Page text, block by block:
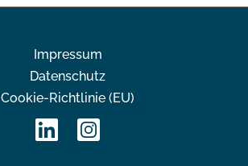
Impressum
Datenschutz
Cookie-Richtlinie (EU)